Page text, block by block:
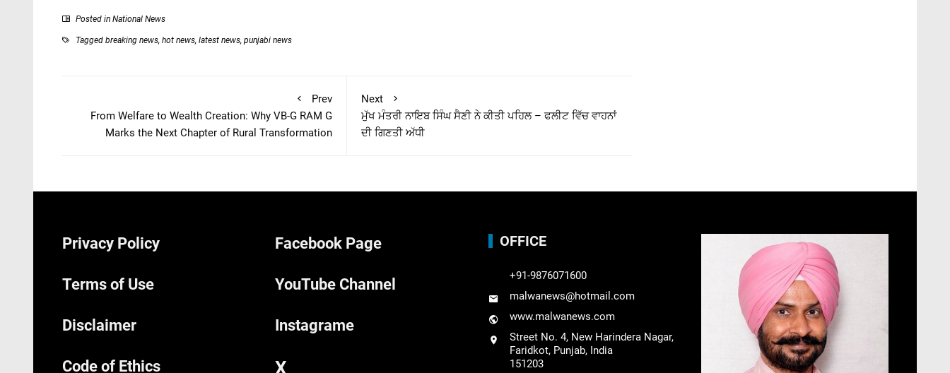
Posted in National News
Tagged breaking news, hot news, latest news, punjabi news
Prev
From Welfare to Wealth Creation: Why VB-G RAM G
Marks the Next Chapter of Rural Transformation
Next
ਮੁੱਖ ਮੰਤਰੀ ਨਾਇਬ ਸਿੰਘ ਸੈਣੀ ਨੇ ਕੀਤੀ ਪਹਿਲ – ਫਲੀਟ ਵਿੱਚ ਵਾਹਨਾਂ
ਦੀ ਗਿਣਤੀ ਅੱਧੀ
Privacy Policy
Terms of Use
Disclaimer
Code of Ethics
Facebook Page
YouTube Channel
Instagrame
X
OFFICE
+91-9876071600
malwanews@hotmail.com
www.malwanews.com
Street No. 4, New Harindera Nagar,
Faridkot, Punjab, India
151203